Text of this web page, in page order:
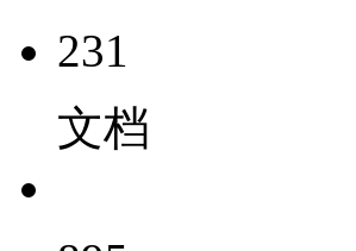
231
文档